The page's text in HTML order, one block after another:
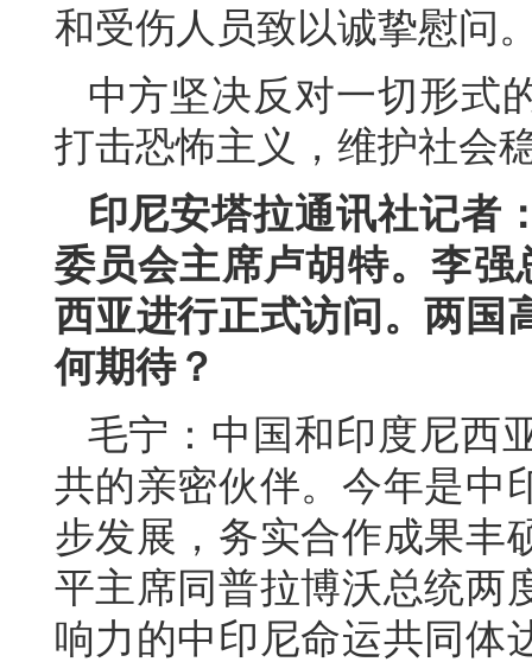
和受伤人员致以诚挚慰问
中方坚决反对一切形式
打击恐怖主义，维护社会
印尼安塔拉通讯社记者
委员会主席卢胡特。李强
西亚进行正式访问。两国
何期待？
毛宁：中国和印度尼西
共的亲密伙伴。今年是中
步发展，务实合作成果丰
平主席同普拉博沃总统两
响力的中印尼命运共同体